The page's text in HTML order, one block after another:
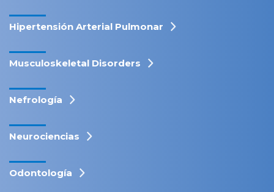
Hipertensión Arterial Pulmonar
Musculoskeletal Disorders
Nefrología
Neurociencias
Odontología